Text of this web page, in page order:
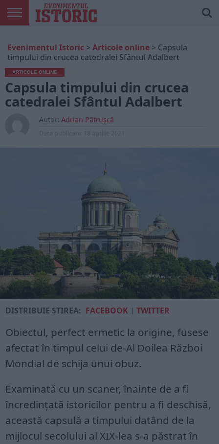
ONLINE
EDIȚII
TIPĂRITE
ISTORIC
PLAY
CONTUL
MEU
Evenimentul Istoric > Articole online > Capsula
timpului din crucea catedralei Sfântul Adalbert
ARTICOLE ONLINE
Capsula timpului din crucea
catedralei Sfântul Adalbert
Autor: Adrian Pătrușcă
DISTRIBUIE ȘTIREA: FACEBOOK |TWITTER
Obiectul, perfect ermetic la origine, fusese
afectat în timpul celui de-Al Doilea Război
Mondial de schija unui obuz.
Examinată cu un scaner, înainte de a fi
încredințată istoricilor pentru a fi deschisă,
această capsulă a timpului datând de la
mijlocul secolului al XIX-lea s-a păstrat în